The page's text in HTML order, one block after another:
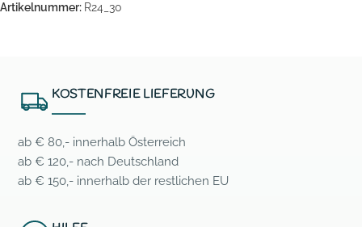
Artikelnummer: R24_30
KOSTENFREIE LIEFERUNG
ab € 80,- innerhalb Österreich
ab € 120,- nach Deutschland
ab € 150,- innerhalb der restlichen EU